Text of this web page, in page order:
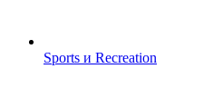
Sports и Recreation